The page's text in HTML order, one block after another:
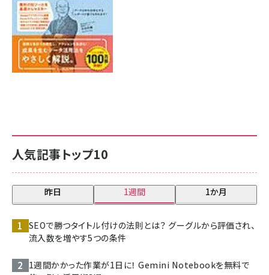
人気記事トップ10
昨日 1週間 1か月
SEOで勝つタイトル付けの法則とは？ グーグルから評価され、
流入数を増やす5つの条件
1週間かかった作業が1日に！ Gemini Notebookを無料で